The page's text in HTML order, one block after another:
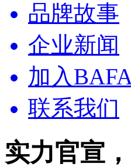
品牌故事
企业新闻
加入
联系我们
实力官宣